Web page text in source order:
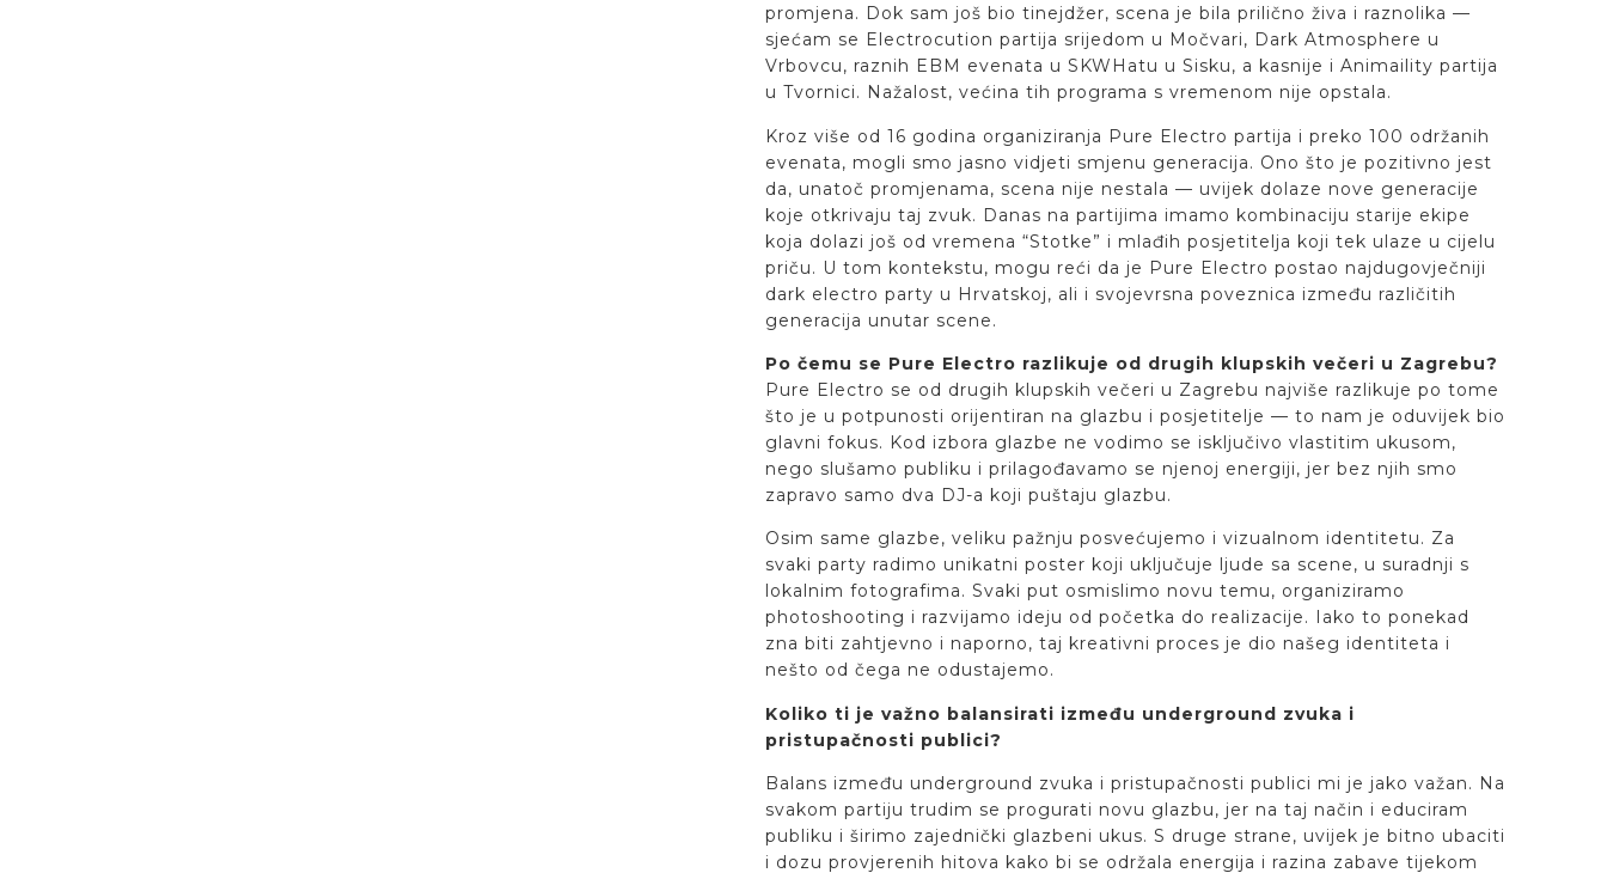
promjena. Dok sam još bio tinejdžer, scena je bila prilično živa i raznolika —
sjećam se Electrocution partija srijedom u Močvari, Dark Atmosphere u
Vrbovcu, raznih EBM evenata u SKWHatu u Sisku, a kasnije i Animaility partija
u Tvornici. Nažalost, većina tih programa s vremenom nije opstala.
Kroz više od 16 godina organiziranja Pure Electro partija i preko 100 održanih
evenata, mogli smo jasno vidjeti smjenu generacija. Ono što je pozitivno jest
da, unatoč promjenama, scena nije nestala — uvijek dolaze nove generacije
koje otkrivaju taj zvuk. Danas na partijima imamo kombinaciju starije ekipe
koja dolazi još od vremena “Stotke” i mlađih posjetitelja koji tek ulaze u cijelu
priču. U tom kontekstu, mogu reći da je Pure Electro postao najdugovječniji
dark electro party u Hrvatskoj, ali i svojevrsna poveznica između različitih
generacija unutar scene.
Po čemu se Pure Electro razlikuje od drugih klupskih večeri u Zagrebu?
Pure Electro se od drugih klupskih večeri u Zagrebu najviše razlikuje po tome
što je u potpunosti orijentiran na glazbu i posjetitelje — to nam je oduvijek bio
glavni fokus. Kod izbora glazbe ne vodimo se isključivo vlastitim ukusom,
nego slušamo publiku i prilagođavamo se njenoj energiji, jer bez njih smo
zapravo samo dva DJ-a koji puštaju glazbu.
Osim same glazbe, veliku pažnju posvećujemo i vizualnom identitetu. Za
svaki party radimo unikatni poster koji uključuje ljude sa scene, u suradnji s
lokalnim fotografima. Svaki put osmislimo novu temu, organiziramo
photoshooting i razvijamo ideju od početka do realizacije. Iako to ponekad
zna biti zahtjevno i naporno, taj kreativni proces je dio našeg identiteta i
nešto od čega ne odustajemo.
Koliko ti je važno balansirati između underground zvuka i
pristupačnosti publici?
Balans između underground zvuka i pristupačnosti publici mi je jako važan. Na
svakom partiju trudim se progurati novu glazbu, jer na taj način i educiram
publiku i širimo zajednički glazbeni ukus. S druge strane, uvijek je bitno ubaciti
i dozu provjerenih hitova kako bi se održala energija i razina zabave tijekom